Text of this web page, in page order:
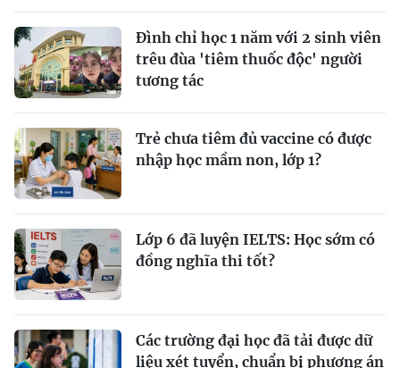
Đình chỉ học 1 năm với 2 sinh viên
trêu đùa 'tiêm thuốc độc' người
tương tác
Trẻ chưa tiêm đủ vaccine có được
nhập học mầm non, lớp 1?
Lớp 6 đã luyện IELTS: Học sớm có
đồng nghĩa thi tốt?
Các trường đại học đã tải được dữ
liệu xét tuyển, chuẩn bị phương án